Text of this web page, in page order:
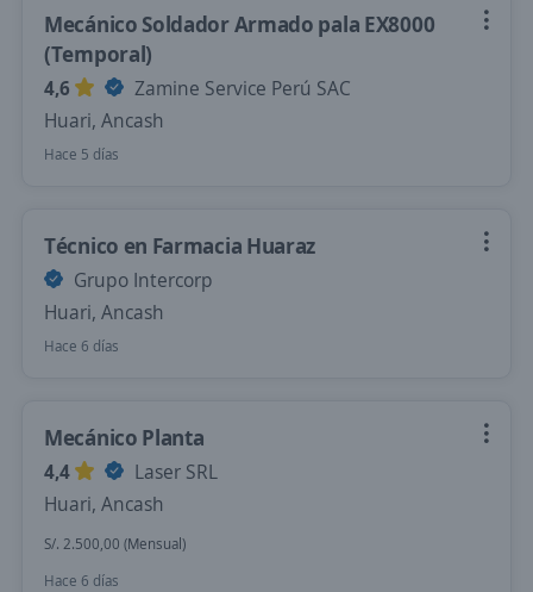
Mecánico Soldador Armado pala EX8000
(Temporal)
4,6
Zamine Service Perú SAC
Huari, Ancash
Hace 5 días
Técnico en Farmacia Huaraz
Grupo Intercorp
Huari, Ancash
Hace 6 días
Mecánico Planta
4,4
Laser SRL
Huari, Ancash
S/. 2.500,00 (Mensual)
Hace 6 días